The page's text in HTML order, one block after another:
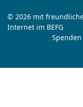
© 2026 mit
Internet im BEFG
Spenden